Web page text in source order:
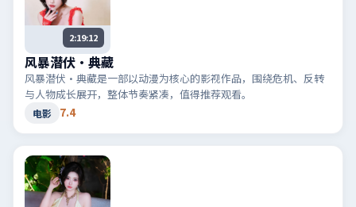
2:19:12
风暴潜伏·典藏
风暴潜伏·典藏是一部以动漫为核心的影视作品，围绕危机、反转
与人物成长展开，整体节奏紧凑，值得推荐观看。
电影 7.4